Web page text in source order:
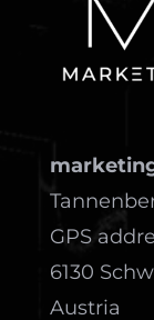
GPS
6130
Austria